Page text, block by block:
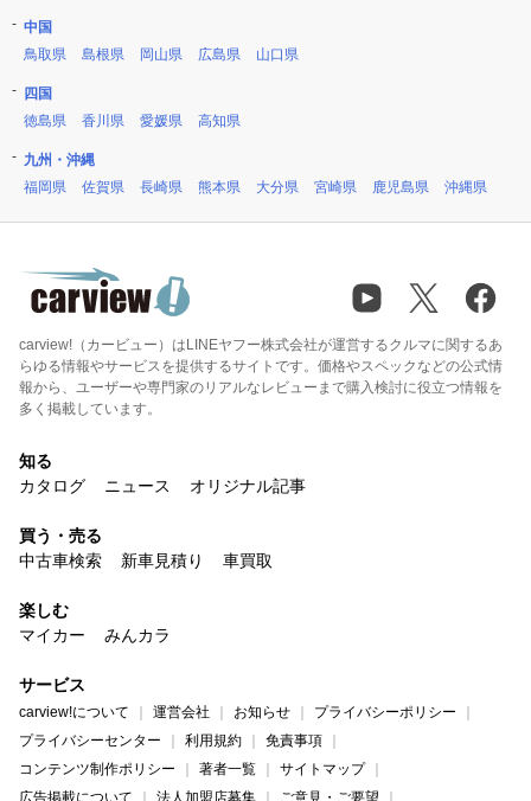
中国
鳥取県
島根県 岡山県 広島県 山口県
四国
徳島県
香川県 愛媛県 高知県
九州・沖縄
福岡県
佐賀県 長崎県 熊本県 大分県 宮崎県 鹿児島県 沖縄県
carview!（カービュー）はLINEヤフー株式会社が運営するクルマに関するあ
らゆる情報やサービスを提供するサイトです。価格やスペックなどの公式情
報から、ユーザーや専門家のリアルなレビューまで購入検討に役立つ情報を
多く掲載しています。
知る
カタログ
ニュース オリジナル記事
買う・売る
中古車検索
新車見積り 車買取
楽しむ
マイカー
みんカラ
サービス
carview!について 運営会社 お知らせ
プライバシーポリシー
プライバシーセンター
利用規約
免責事項
コンテンツ制作ポリシー
著者一覧
サイトマップ